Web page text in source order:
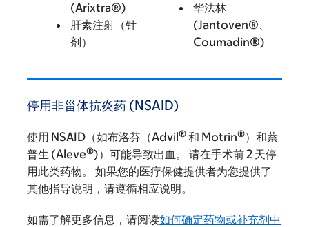
(Arixtra®)
肝素注射（针
剂）
华法林
(Jantoven®、
Coumadin®)
停用非甾体抗炎药 (NSAID)
使用 NSAID（如布洛芬（Advil® 和 Motrin®）和萘
普生 (Aleve®)）可能导致出血。 请在手术前 2 天停
用此类药物。 如果您的医疗保健提供者为您提供了
其他指导说明，请遵循相应说明。
如需了解更多信息，请阅读如何确定药物或补充剂中